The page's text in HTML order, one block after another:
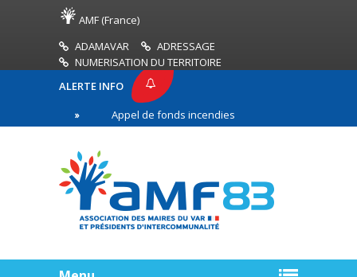
AMF (France)
ADAMAVAR
ADRESSAGE
NUMERISATION DU TERRITOIRE
ALERTE INFO
Appel de fonds incendies de forêt
ligne